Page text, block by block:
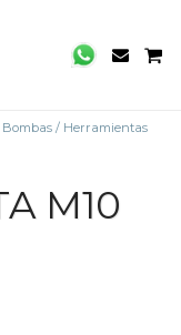
Bombas / Herramientas
M10